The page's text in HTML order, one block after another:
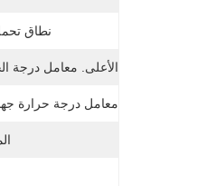
نطاق
الأعلى. معامل درجة
معامل درجة حرارة